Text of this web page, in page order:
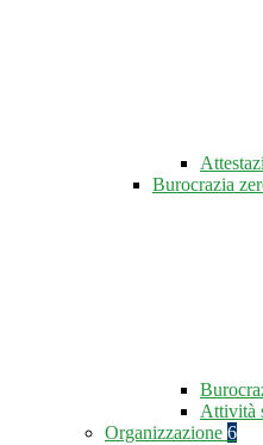
Burocrazia
Attività
Organizzazione 6